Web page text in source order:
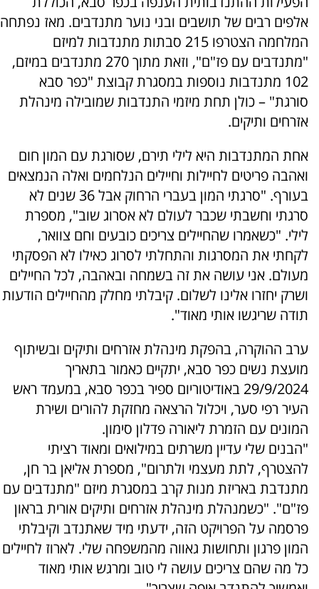
אלפים רבים של תושבים ובני נוער מתנדבים. מאז נפתחה
המלחמה הצטרפו 215 סבתות מתנדבות למיזם
"מתנדבים עם פז"ם", וזאת מתוך 270 מתנדבים במיזם,
102 מתנדבות נוספות במסגרת קבוצת "כפר סבא
סורגת" – כולן תחת מיזמי התנדבות שמובילה מינהלת
אזרחים ותיקים.
אחת המתנדבות היא לילי תירם, שסורגת עם המון חום
ואהבה פריטים לחיילות וחיילים הנלחמים ואלה הנמצאים
בעורף. "סרגתי המון בעברי הרחוק אבל 36 שנים לא
סרגתי וחשבתי שכבר לעולם לא אסרוג שוב", מספרת
לילי. "כשאמרו שהחיילים צריכים כובעים וחם צוואר,
לקחתי את המסרגות והתחלתי לסרוג כאילו לא הפסקתי
מעולם. אני עושה את זה בשמחה ובאהבה, לכל החיילים
ושרק יחזרו אלינו לשלום. קיבלתי מחלק מהחיילים הודעות
תודה שריגשו אותי מאוד".
ערב ההוקרה, בהפקת מינהלת אזרחים ותיקים ובשיתוף
מועצת נשים כפר סבא, יתקיים כאמור בתאריך
29/9/2024 באודיטוריום ספיר בכפר סבא, במעמד ראש
העיר רפי סער, ויכלול הרצאה מחזקת להורים ושירת
המונים עם הזמרת ליאורה פדלון סימון.
"הבנים שלי עדיין משרתים במילואים ומאוד רציתי
להצטרף, לתת מעצמי ולתרום", מספרת אליאן בר חן,
מתנדבת באריזת מנות קרב במסגרת מיזם "מתנדבים עם
פז"ם". "כשמנהלת מינהלת אזרחים ותיקים אורית בראון
פרסמה על הפרויקט הזה, ידעתי מיד שאתנדב וקיבלתי
המון פרגון ותחושות גאווה מהמשפחה שלי. לארוז לחיילים
כל מה שהם צריכים עושה לי טוב ומרגש אותי מאוד